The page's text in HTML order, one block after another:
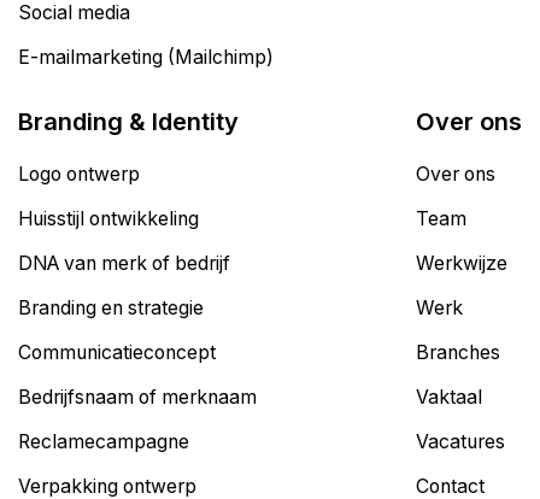
Social media
E-mailmarketing (Mailchimp)
Branding & Identity
Logo ontwerp
Huisstijl ontwikkeling
DNA van merk of bedrijf
Branding en strategie
Communicatieconcept
Bedrijfsnaam of merknaam
Reclamecampagne
Verpakking ontwerp
Over ons
Over ons
Team
Werkwijze
Werk
Branches
Vaktaal
Vacatures
Contact